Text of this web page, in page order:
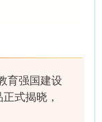
育强国建设
式揭晓，